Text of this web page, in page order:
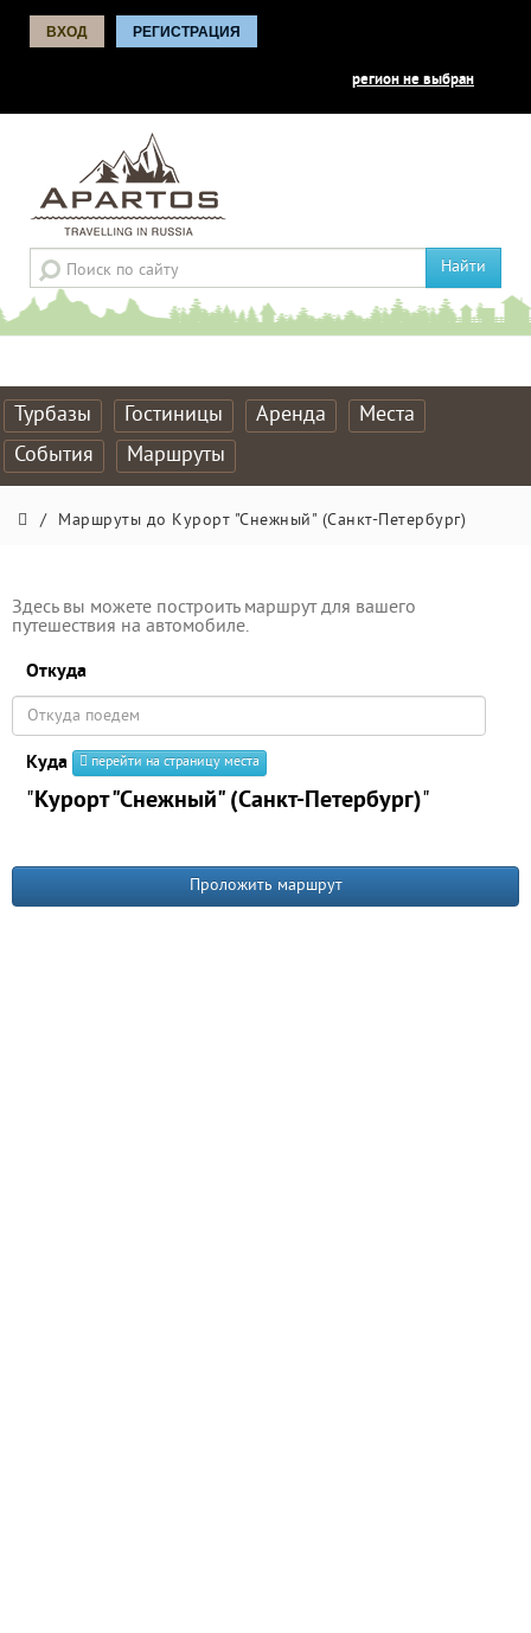
ВХОД РЕГИСТРАЦИЯ
регион не выбран
Найти
Турбазы Гостиницы Аренда
Места
События
Маршруты
/ Маршруты до Курорт "Снежный" (Санкт-Петербург)
Здесь вы можете построить маршрут для вашего
путешествия на автомобиле.
Откуда
Куда перейти на страницу места
"Курорт "Снежный" (Санкт-Петербург)"
Проложить маршрут